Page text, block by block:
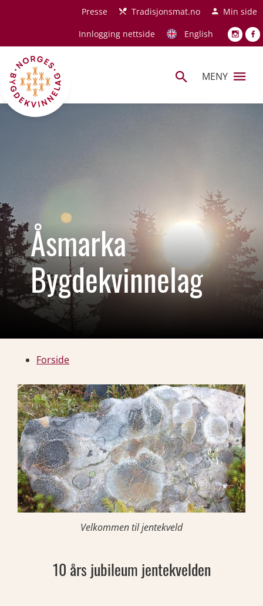
Hopp til hovedinnholdPresse Tradisjonsmat.no
Min side
Innlogging nettside
English
MENY
Åsmarka
Bygdekvinnelag
Forside
Velkommen til jentekveld
10 års jubileum jentekvelden